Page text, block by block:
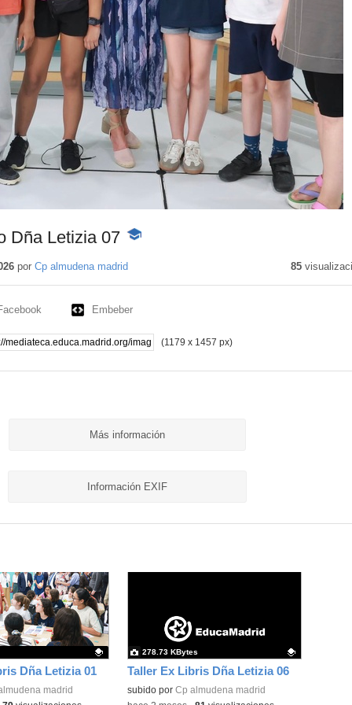
Dña Letizia 07 -
educativo
por Cp almudena madrid 85
Embeber
(1179 x 1457 px)
Más información
Información EXIF
Dña Letizia 01
madrid
Taller Ex Libris Dña Letizia 06
Contenido educativo.
subido por Cp almudena madrid
278.73 KBytes